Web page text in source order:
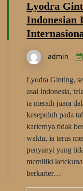
Lyodra
Indonesian
admin
Lyodra Ginting,
asal Indonesia,
ia meraih juara
kesepuluh pada
kariernya tidak
waktu, ia terus
penyanyi yang
memiliki
berkarier…